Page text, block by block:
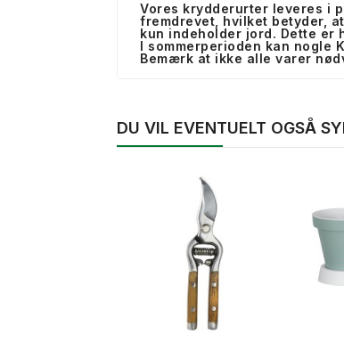
Vores krydderurter leveres i
fremdrevet, hvilket betyder,
kun indeholder jord. Dette
I sommerperioden kan
Bemærk at ikke alle varer
DU VIL EVENTUELT OGSÅ